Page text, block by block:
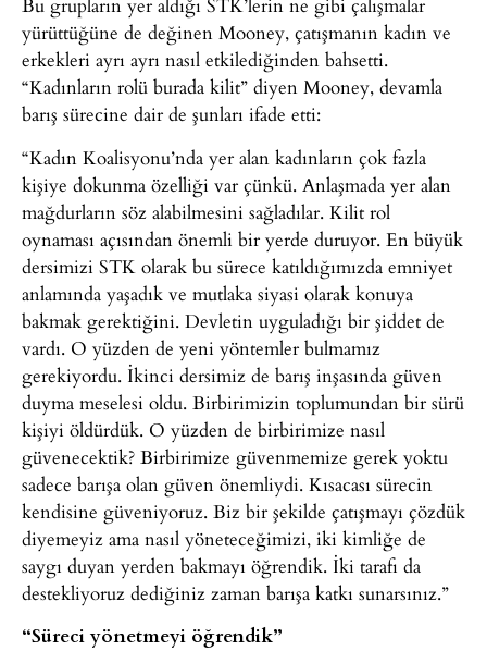
yürüttüğüne de değinen Mooney, çatışmanın kadın ve
erkekleri ayrı ayrı nasıl etkilediğinden bahsetti.
“Kadınların rolü burada kilit” diyen Mooney, devamla
barış sürecine dair de şunları ifade etti:
“Kadın Koalisyonu’nda yer alan kadınların çok fazla
kişiye dokunma özelliği var çünkü. Anlaşmada yer alan
mağdurların söz alabilmesini sağladılar. Kilit rol
oynaması açısından önemli bir yerde duruyor. En büyük
dersimizi STK olarak bu sürece katıldığımızda emniyet
anlamında yaşadık ve mutlaka siyasi olarak konuya
bakmak gerektiğini. Devletin uyguladığı bir şiddet de
vardı. O yüzden de yeni yöntemler bulmamız
gerekiyordu. İkinci dersimiz de barış inşasında güven
duyma meselesi oldu. Birbirimizin toplumundan bir sürü
kişiyi öldürdük. O yüzden de birbirimize nasıl
güvenecektik? Birbirimize güvenmemize gerek yoktu
sadece barışa olan güven önemliydi. Kısacası sürecin
kendisine güveniyoruz. Biz bir şekilde çatışmayı çözdük
diyemeyiz ama nasıl yöneteceğimizi, iki kimliğe de
saygı duyan yerden bakmayı öğrendik. İki tarafı da
destekliyoruz dediğiniz zaman barışa katkı sunarsınız.”
“Süreci yönetmeyi öğrendik”